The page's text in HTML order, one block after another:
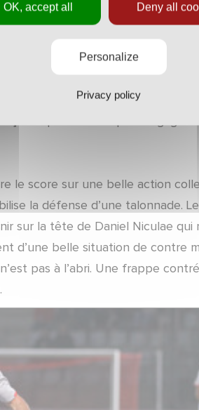
cinq mètres mais cette fois
et dévie du bout des doigts
à nouveau leur chance sur
mais témoigne de la bonne
deux frappes qui passent à côté
que David Ospina dégage
le score sur une belle action
la défense d’une talonnade.
sur la tête de Daniel Niculae qui
d’une belle situation de contre
pas à l’abri. Une frappe
OK, accept all Deny all
Personalize
Privacy policy